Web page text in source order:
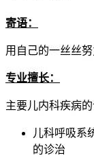
寄语：
用自己的一丝丝
专业擅长：
主要儿内科疾病
儿科呼吸系
的诊治